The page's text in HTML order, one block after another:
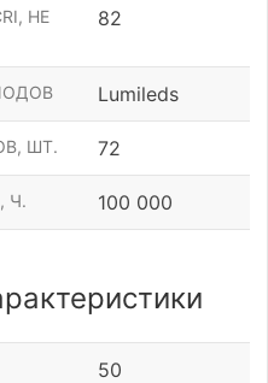
НЕ
82
Lumileds
ШТ. 72
Ч. 100 000
50